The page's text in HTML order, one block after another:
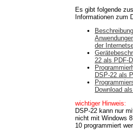
Es gibt folgende
Informationen zum
der
22 als PDF-
DSP-22 als
Download
wichtiger Hinweis:
DSP-22 kann nur
nicht mit Windows
10 programmiert